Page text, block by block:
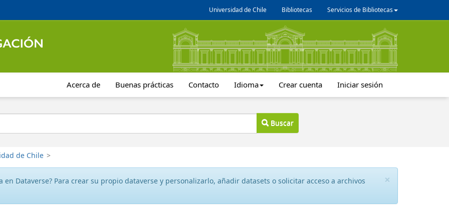
Universidad de Chile Bibliotecas Servicios de Bibliotecas
Acerca de Buenas prácticas Contacto Idioma Crear cuenta Iniciar sesión
Buscar
de Chile >
×
en Dataverse? Para crear su propio dataverse y personalizarlo, añadir datasets o solicitar acceso a archivos